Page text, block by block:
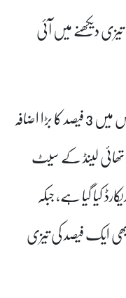
دیکھنے میں آئی
خبرایجنسی کے مطابق جاپان کے نکی انڈیکس میں 3 فیصد کا بڑا اضافہ
ای انڈیکس میں 2 فیصد، تھائی لینڈ کے سیٹ
کیا گیا ہے، جبکہ
ایک فیصد کی تیزی